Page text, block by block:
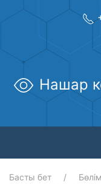
Нашар
Басты бет